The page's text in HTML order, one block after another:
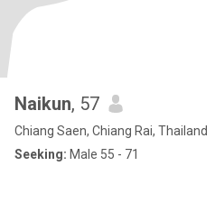
Naikun, 57
Chiang Saen, Chiang Rai, Thailand
Seeking: Male 55 - 71